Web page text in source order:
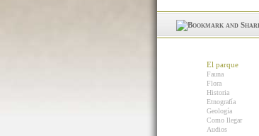
El parque
Fauna
Flora
Historia
Etnografía
Geología
Como llegar
Audios